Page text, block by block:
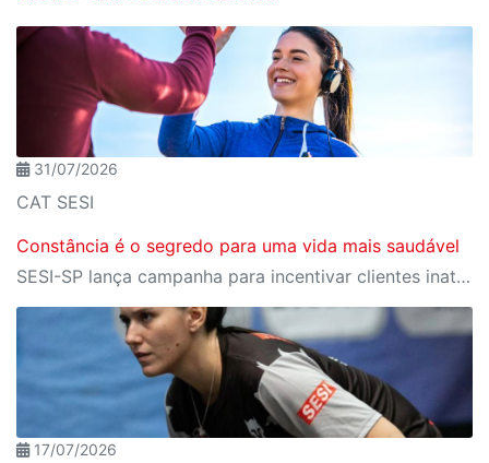
31/07/2026
CAT SESI
Constância é o segredo para uma vida mais saudável
SESI-SP lança campanha para incentivar clientes inativos a retomarem a prática de atividades físicas, esporte e lazer com benefícios exclusivos
17/07/2026